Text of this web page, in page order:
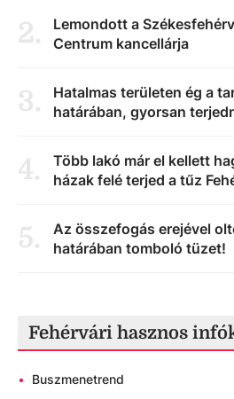
2.
Lemondott a
Centrum kancellárja
3.
Hatalmas területen ég a
határában, gyorsan
4.
Több lakó már el kellett
házak felé terjed a tűz
5.
Az összefogás erejével
határában tomboló tüzet!
Fehérvári hasznos
• Buszmenetrend